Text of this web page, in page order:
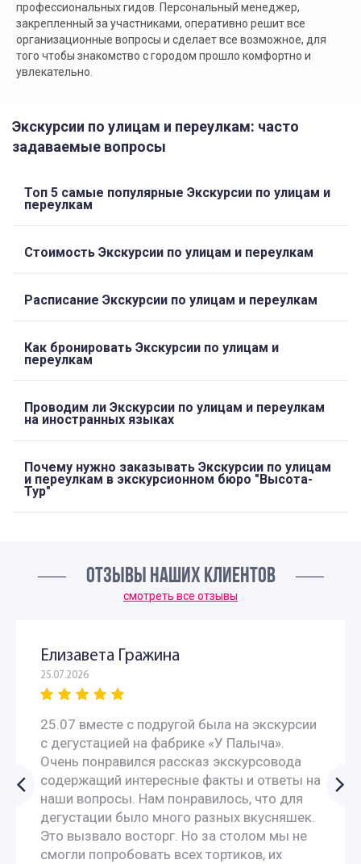
профессиональных гидов. Персональный менеджер,
закрепленный за участниками, оперативно решит все
организационные вопросы и сделает все возможное, для
того чтобы знакомство с городом прошло комфортно и
увлекательно.
Экскурсии по улицам и переулкам: часто
задаваемые вопросы
Топ 5 самые популярные Экскурсии по улицам и
переулкам
Стоимость Экскурсии по улицам и переулкам
Расписание Экскурсии по улицам и переулкам
Как бронировать Экскурсии по улицам и
переулкам
Проводим ли Экскурсии по улицам и переулкам
на иностранных языках
Почему нужно заказывать Экскурсии по улицам
и переулкам в экскурсионном бюро "Высота-
Тур"
ОТЗЫВЫ НАШИХ КЛИЕНТОВ
смотреть все отзывы
Елизавета Гражина
25.07.2026
25.07 вместе с подругой была на экскурсии
с дегустацией на фабрике «У Палыча».
Очень понравился рассказ экскурсовода
содержащий интересные факты и ответы на
наши вопросы. Нам понравилось, что для
дегустации было много разных вкусняшек.
Это вызвало восторг. Но за столом мы не
смогли попробовать всех тортиков, их